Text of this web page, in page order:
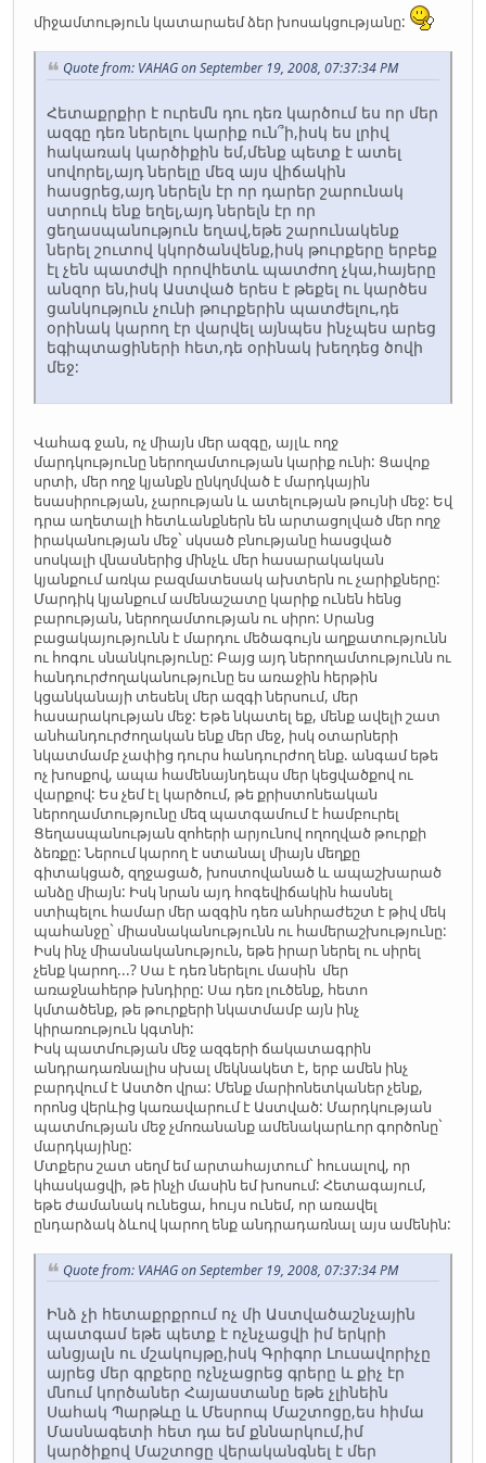
միջամտություն կատարաեմ ձեր խոսակցությանը:
Quote from: VAHAG on September 19, 2008, 07:37:34 PM
Հետաքրքիր է ուրեմն դու դեռ կարծում ես որ մեր
ազգը դեռ ներելու կարիք ուն՞ի,իսկ ես լրիվ
հակառակ կարծիքին եմ,մենք պետք է ատել
սովորել,այդ ներելը մեզ այս վիճակին
հասցրեց,այդ ներելն էր որ դարեր շարունակ
ստրուկ ենք եղել,այդ ներելն էր որ
ցեղասպանություն եղավ,եթե շարունակենք
ներել շուտով կկործանվենք,իսկ թուրքերը երբեք
էլ չեն պատժվի որովհետև պատժող չկա,հայերը
անզոր են,իսկ Աստված երես է թեքել ու կարծես
ցանկություն չունի թուրքերին պատժելու,դե
օրինակ կարող էր վարվել այնպես ինչպես արեց
եգիպտացիների հետ,դե օրինակ խեղդեց ծովի
մեջ:
Վահագ ջան, ոչ միայն մեր ազգը, այլև ողջ
մարդկությունը ներողամտության կարիք ունի: Ցավոք
սրտի, մեր ողջ կյանքն ընկղմված է մարդկային
եսասիրության, չարության և ատելության թույնի մեջ: Եվ
դրա աղետալի հետևանքներն են արտացոլված մեր ողջ
իրականության մեջ` սկսած բնությանը հասցված
սոսկալի վնասներից մինչև մեր հասարակական
կյանքում առկա բազմատեսակ ախտերն ու չարիքները:
Մարդիկ կյանքում ամենաշատը կարիք ունեն հենց
բարության, ներողամտության ու սիրո: Սրանց
բացակայությունն է մարդու մեծագույն աղքատությունն
ու հոգու սնանկությունը: Բայց այդ ներողամտությունն ու
հանդուրժողականությունը ես առաջին հերթին
կցանկանայի տեսենլ մեր ազգի ներսում, մեր
հասարակության մեջ: Եթե նկատել եք, մենք ավելի շատ
անհանդուրժողական ենք մեր մեջ, իսկ օտարների
նկատմամբ չափից դուրս հանդուրժող ենք. անգամ եթե
ոչ խոսքով, ապա համենայնդեպս մեր կեցվածքով ու
վարքով: Ես չեմ էլ կարծում, թե քրիստոնեական
ներողամտությունը մեզ պատգամում է համբուրել
Ցեղասպանության զոհերի արյունով ողողված թուրքի
ձեռքը: Ներում կարող է ստանալ միայն մեղքը
գիտակցած, զղջացած, խոստովանած և ապաշխարած
անձը միայն: Իսկ նրան այդ հոգեվիճակին հասնել
ստիպելու համար մեր ազգին դեռ անհրաժեշտ է թիվ մեկ
պահանջը` միասնականությունն ու համերաշխությունը:
Իսկ ինչ միասնականություն, եթե իրար ներել ու սիրել
չենք կարող...? Սա է դեռ ներելու մասին մեր
առաջնահերթ խնդիրը: Սա դեռ լուծենք, հետո
կմտածենք, թե թուրքերի նկատմամբ այն ինչ
կիրառություն կգտնի:
Իսկ պատմության մեջ ազգերի ճակատագրին
անդրադառնալիս սխալ մեկնակետ է, երբ ամեն ինչ
բարդվում է Աստծո վրա: Մենք մարիոնետկաներ չենք,
որոնց վերևից կառավարում է Աստված: Մարդկության
պատմության մեջ չմոռանանք ամենակարևոր գործոնը`
մարդկայինը:
Մտքերս շատ սեղմ եմ արտահայտում` հուսալով, որ
կհասկացվի, թե ինչի մասին եմ խոսում: Հետագայում,
եթե ժամանակ ունեցա, հույս ունեմ, որ առավել
ընդարձակ ձևով կարող ենք անդրադառնալ այս ամենին:
Quote from: VAHAG on September 19, 2008, 07:37:34 PM
Ինձ չի հետաքրքրում ոչ մի Աստվածաշնչային
պատգամ եթե պետք է ոչնչացվի իմ երկրի
անցյալն ու մշակույթը,իսկ Գրիգոր Լուսավորիչը
այրեց մեր գրքերը ոչնչացրեց գրերը և քիչ էր
մնում կործաներ Հայաստանը եթե չլինեին
Սահակ Պարթևը և Մեսրոպ Մաշտոցը,ես հիմա
Մասնագետի հետ դա եմ քննարկում,իմ
կարծիքով Մաշտոցը վերականգնել է մեր